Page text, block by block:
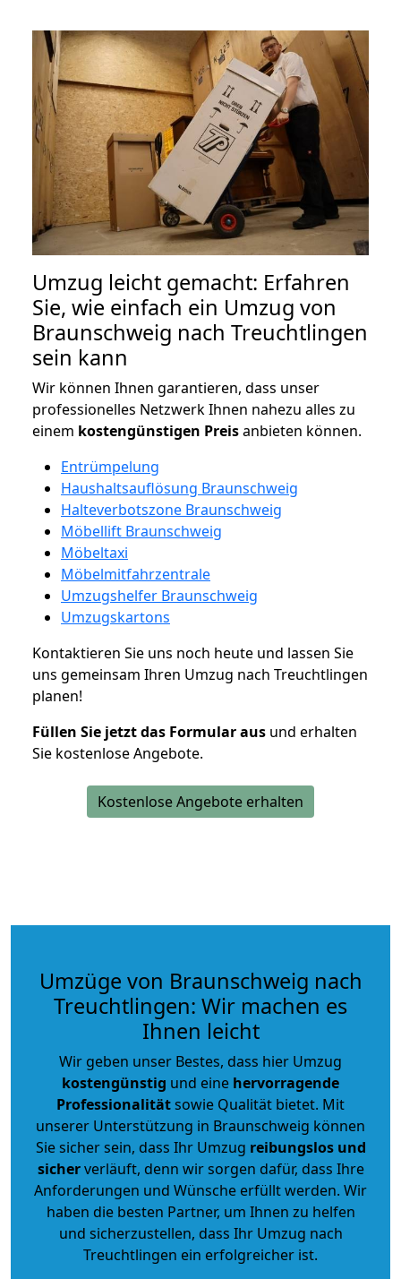
Umzug leicht gemacht: Erfahren
Sie, wie einfach ein Umzug von
Braunschweig nach Treuchtlingen
sein kann
Wir können Ihnen garantieren, dass unser
professionelles Netzwerk Ihnen nahezu alles zu
einem kostengünstigen Preisanbieten können.
Entrümpelung
Haushaltsauflösung Braunschweig
Halteverbotszone Braunschweig
Möbellift Braunschweig
Möbeltaxi
Möbelmitfahrzentrale
Umzugshelfer Braunschweig
Umzugskartons
Kontaktieren Sie uns noch heute und lassen Sie
uns gemeinsam Ihren Umzug nach Treuchtlingen
planen!
Füllen Sie jetzt das Formular aus und erhalten
Sie kostenlose Angebote.
Kostenlose Angebote erhalten
Umzüge von Braunschweig nach
Treuchtlingen: Wir machen es
Ihnen leicht
Wir geben unser Bestes, dass hier Umzug
kostengünstig und eine hervorragende
Professionalitätsowie Qualität bietet. Mit
unserer Unterstützung in Braunschweig können
Sie sicher sein, dass Ihr Umzug reibungslos und
sicherverläuft, denn wir sorgen dafür, dass Ihre
Anforderungen und Wünsche erfüllt werden. Wir
haben die besten Partner, um Ihnen zu helfen
und sicherzustellen, dass Ihr Umzug nach
Treuchtlingen ein erfolgreicher ist.